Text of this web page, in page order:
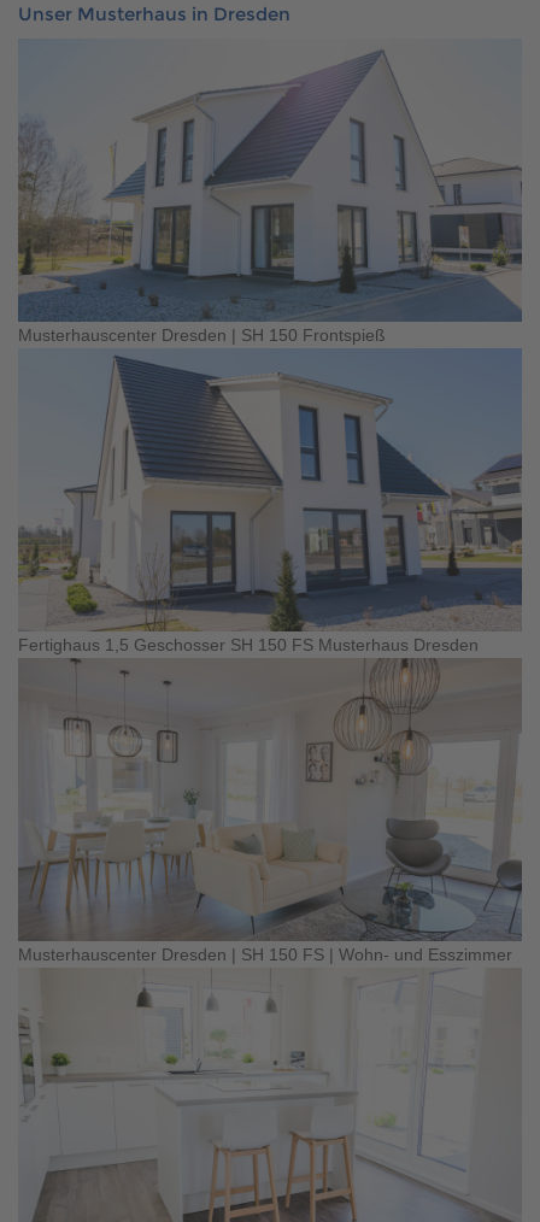
Unser Musterhaus in Dresden
Musterhauscenter Dresden | SH 150 Frontspieß
Fertighaus 1,5 Geschosser SH 150 FS Musterhaus Dresden
Musterhauscenter Dresden | SH 150 FS | Wohn- und Esszimmer